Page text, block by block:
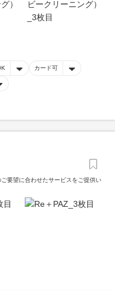
カード可
要望に合わせたサービスをご提供い